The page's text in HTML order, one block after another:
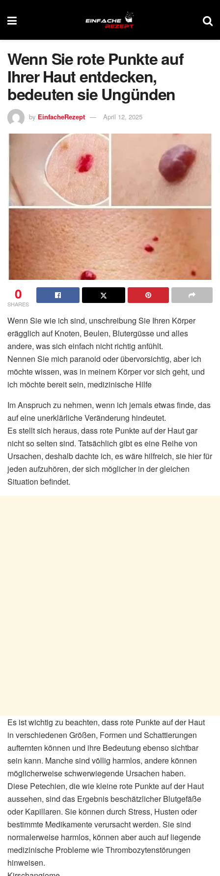
Wenn Sie rote Punkte auf
Ihrer Haut entdecken,
bedeuten sie Ungünden
by EinfacheRezept April 12, 2025
0
SHARES
Wenn Sie wie ich sind, unschreibung Sie Ihren Körper
erägglich auf Knoten, Beulen, Blutergüsse und alles
andere, was sich einfach nicht richtig anfühlt.
Nennen Sie mich paranoid oder übervorsichtig, aber ich
möchte wissen, was in meinem Körper vor sich geht, und
ich möchte bereit sein, medizinische Hilfe
Im Anspruch zu nehmen, wenn ich jemals etwas finde, das
auf eine unerklärliche Veränderung hindeutet.
Es stellt sich heraus, dass rote Punkte auf der Haut gar
nicht so selten sind. Tatsächlich gibt es eine Reihe von
Ursachen, deshalb dachte ich, es wäre hilfreich, sie hier für
jeden aufzuhören, der sich möglicher in der gleichen
Situation befindet.
Es ist wichtig zu beachten, dass rote Punkte auf der Haut
in verschiedenen Größen, Formen und Schattierungen
aufternten können und ihre Bedeutung ebenso sichtbar
sein kann. Manche sind völlig harmlos, andere können
möglicherweise schwerwiegende Ursachen haben.
Diese Petechien, die wie kleine rote Punkte auf der Haut
aussehen, sind das Ergebnis beschätzlicher Blutgefäße
oder Kapillaren. Sie können durch Stress, Husten oder
bestimmte Medikamente verursacht werden. Sie sind
normalerweise harmlos, können aber auch auf liegende
medizinische Probleme wie Thrombozytenstörungen
hinweisen.